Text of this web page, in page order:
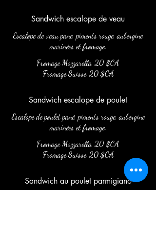
Sandwich escalope de veau
Escalope de veau pane, piments rouge, aubergine
marinées et fromage.
Fromage Mozzarella 20 $CA
Fromage Suisse 20 $CA
Sandwich escalope de poulet
Escalope de poulet pané, piments rouge, aubergine
marinées et fromage.
Fromage Mozzarella 20 $CA
Fromage Suisse 20 $CA
Sandwich au poulet parmigiano